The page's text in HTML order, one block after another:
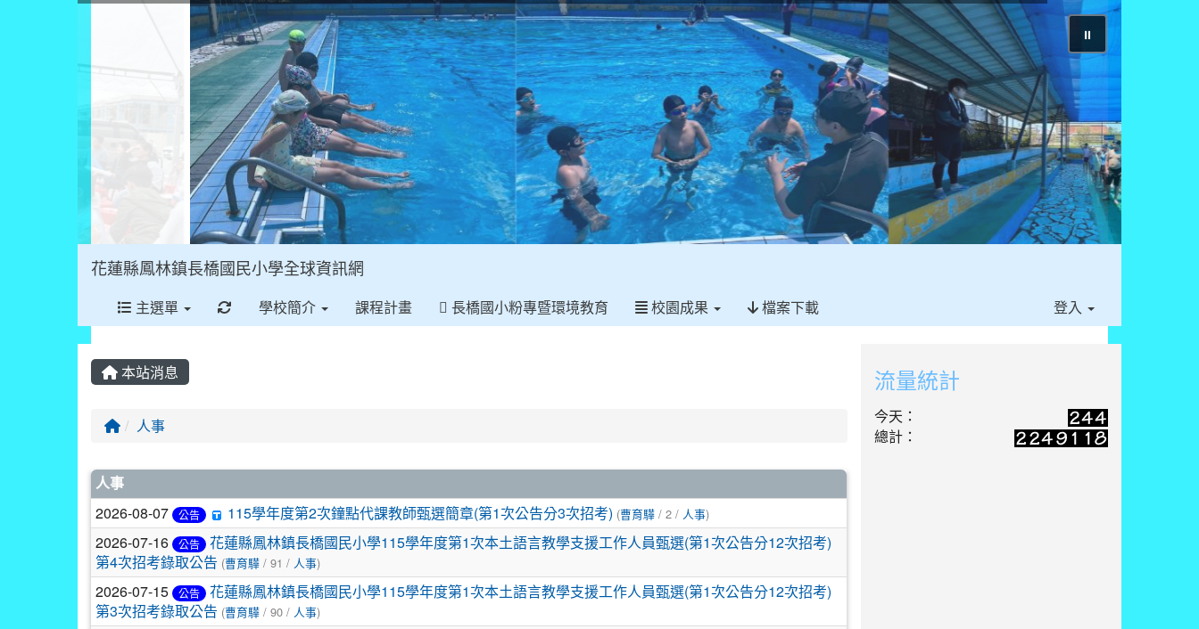
⏸
花蓮縣鳳林鎮長橋國民小學全球資訊網
主選單 重新取得佈景設定
學校簡介 課程計畫 長橋國小粉專暨環境教育 校園成果 檔案下載 登入
本站消息
回首頁
人事
文章列表
人事
2026-08-07 公告 115學年度第2次鐘點代課教師甄選簡章(第1次公告分3次招考) (曹育驊 / 2 / 人事)
2026-07-16 公告
花蓮縣鳳林鎮長橋國民小學115學年度第1次本土語言教學支援工作人員甄選(第1次公告分12次招考)
第4次招考錄取公告 (曹育驊 / 91 / 人事)
2026-07-15 公告
花蓮縣鳳林鎮長橋國民小學115學年度第1次本土語言教學支援工作人員甄選(第1次公告分12次招考)
第3次招考錄取公告 (曹育驊 / 90 / 人事)
流量統計
今天：
總計：